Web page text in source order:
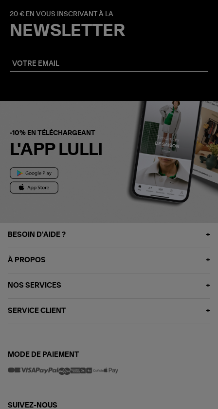
20 € EN VOUS INSCRIVANT À LA
NEWSLETTER
-10% EN TÉLÉCHARGEANT
L'APP LULLI
BESOIN D'AIDE ?
À PROPOS
NOS SERVICES
SERVICE CLIENT
MODE DE PAIEMENT
SUIVEZ-NOUS